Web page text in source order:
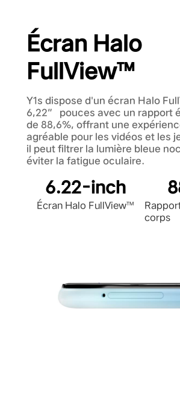
Écran Halo
FullView™
Y1s dispose d'un écran Halo
6,22” pouces avec un rapport
de 88,6%, offrant une
agréable pour les vidéos et les
il peut filtrer la lumière bleue
éviter la fatigue oculaire.
6.22-inch
Écran Halo FullView™
corps